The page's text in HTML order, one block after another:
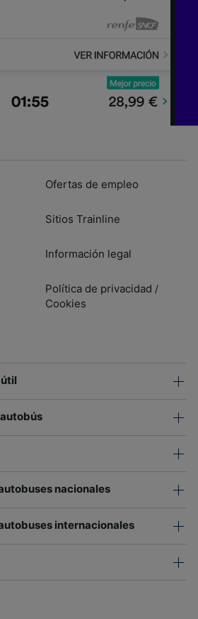
Ofertas de empleo
Sitios Trainline
Información legal
Política de privacidad /
Cookies
nacionales
internacionales